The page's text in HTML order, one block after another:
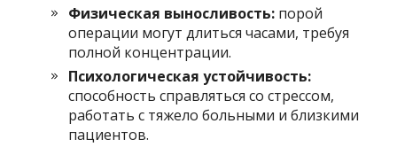
Физическая выносливость: порой
операции могут длиться часами, требуя
полной концентрации.
Психологическая устойчивость:
способность справляться со стрессом,
работать с тяжело больными и близкими
пациентов.